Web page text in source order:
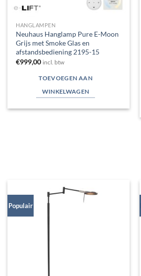
HANGLAMPEN
Neuhaus Hanglamp Pure E-Moon
Grijs met Smoke Glas en
afstandsbediening 2195-15
€999,00 incl. btw
TOEVOEGEN AAN
WINKELWAGEN
Populair